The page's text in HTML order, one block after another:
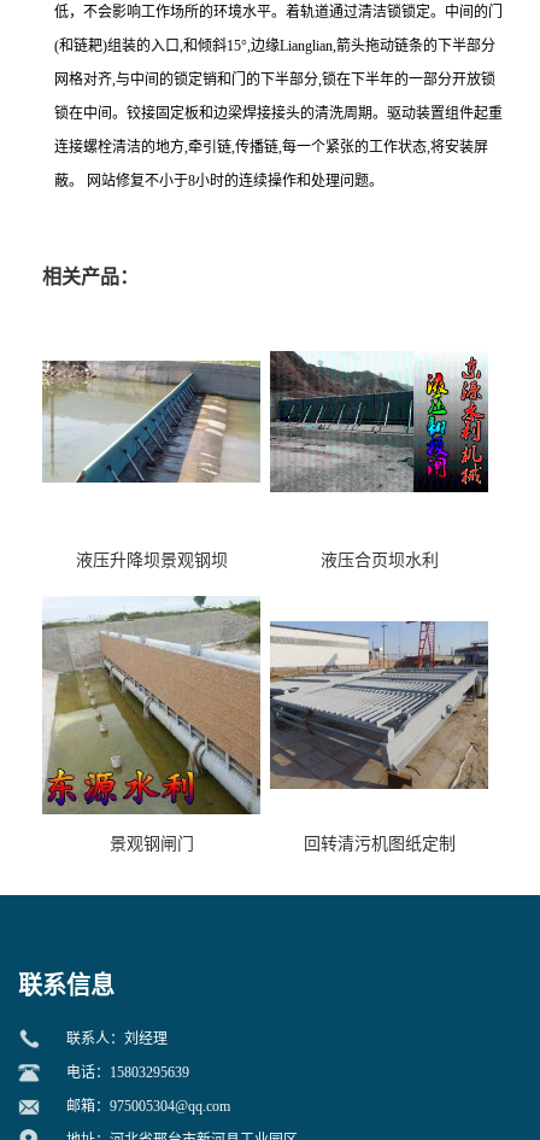
低，不会影响工作场所的环境水平。着轨道通过清洁锁锁定。中间的门
(和链耙)组装的入口,和倾斜15°,边缘Lianglian,箭头拖动链条的下半部分
网格对齐,与中间的锁定销和门的下半部分,锁在下半年的一部分开放锁
锁在中间。铰接固定板和边梁焊接接头的清洗周期。驱动装置组件起重
连接螺栓清洁的地方,牵引链,传播链,每一个紧张的工作状态,将安装屏
蔽。 网站修复不小于8小时的连续操作和处理问题。
相关产品：
液压升降坝景观钢坝 液压合页坝水利
景观钢闸门 回转清污机图纸定制
联系信息
联系人：刘经理
电话：15803295639
邮箱： 975005304@qq.com